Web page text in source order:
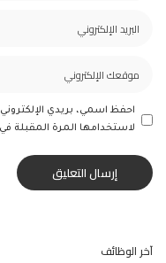
احفظ اسمي، بريدي
لاستخدامها المرة المقبلة
آخر الوظائف